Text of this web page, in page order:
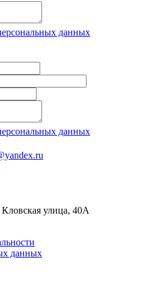
данных
данных
улица, 40А
данных